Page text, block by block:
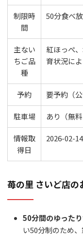
制限時
間
50分食べ
主ない
ちご品
種
紅ほっぺ
育状況によ
予約 要予約（
駐車場 あり（無料
情報取
得日
2026-02-14
苺の里 さいど店の
50分間のゆった
い50分制のため